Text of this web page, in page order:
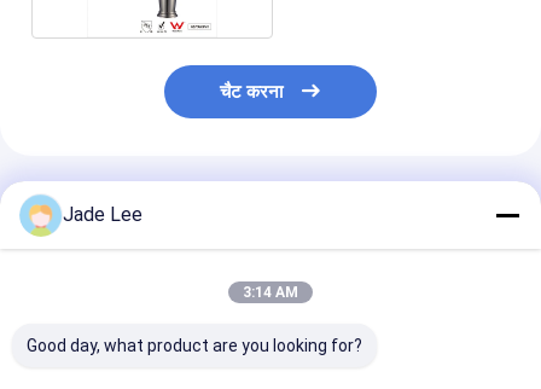
चैट करना
अनुशंसित उत्पाद
Jade Lee
3:14 AM
Good day, what product are you looking for?